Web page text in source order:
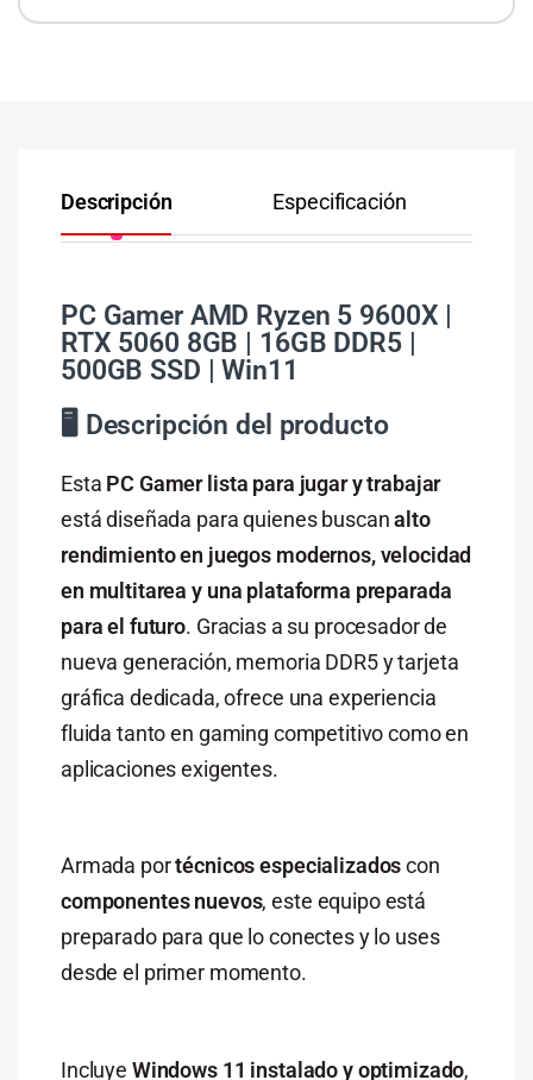
Descripción Especificación
PC Gamer AMD Ryzen 5 9600X |
RTX 5060 8GB | 16GB DDR5 |
500GBSSD |Win11
🖥️ Descripcióndel producto
Esta PC Gamer lista para jugarytrabajar
estádiseñada paraquienesbuscanalto
rendimientoen juegos modernos,velocidad
en multitareay una plataforma preparada
parael futuro. Gracias a su procesadorde
nueva generación, memoria DDR5ytarjeta
gráfica dedicada,ofrece una experiencia
fluidatantoen gaming competitivocomoen
aplicacionesexigentes.
Armada portécnicosespecializadoscon
componentesnuevos,este equipoestá
preparado para que loconectesy lo uses
desdeel primer momento.
Incluye Windows 11 instaladoyoptimizado,